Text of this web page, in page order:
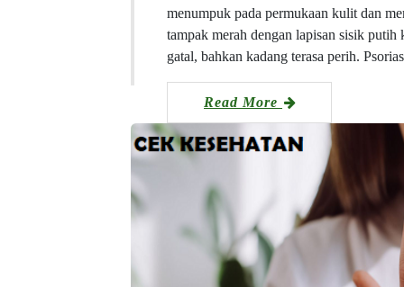
menumpuk pada permukaan kulit dan
tampak merah dengan lapisan sisik
gatal, bahkan kadang terasa perih.
Read More